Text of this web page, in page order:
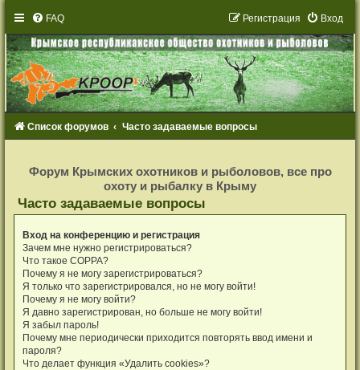
FAQ Вход
Регистрация
Список форумов Часто задаваемые вопросы
с
т
р
ц
и
я
Форум Крымских охотников и рыболовов, все про
охоту и рыбалку в Крыму
Часто задаваемые вопросы
Вход на конференцию и регистрация
Зачем мне нужно регистрироваться?
Что такое COPPA?
Почему я не могу зарегистрироваться?
Я только что зарегистрировался, но не могу войти!
Почему я не могу войти?
Я давно зарегистрирован, но больше не могу войти!
Я забыл пароль!
Почему мне периодически приходится повторять ввод имени и
пароля?
Что делает функция «Удалить cookies»?